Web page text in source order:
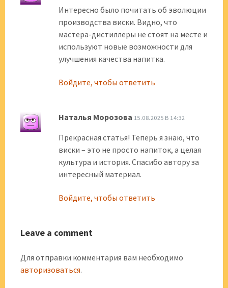
Интересно было почитать об эволюции
производства виски. Видно, что
мастера-дистиллеры не стоят на месте и
используют новые возможности для
улучшения качества напитка.
Войдите, чтобы ответить
Наталья Морозова 15.08.2025 В 14:32
Прекрасная статья! Теперь я знаю, что
виски – это не просто напиток, а целая
культура и история. Спасибо автору за
интересный материал.
Войдите, чтобы ответить
Leave a comment
Для отправки комментария вам необходимо
авторизоваться.